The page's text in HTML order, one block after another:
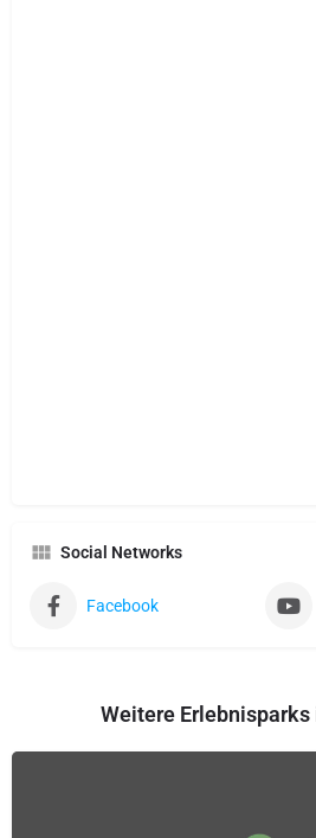
Social Networks
Facebook
Weitere Erlebnisparks